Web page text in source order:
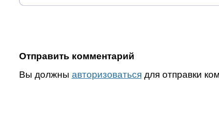
Отправить комментарий
Вы должны авторизоваться для отправки